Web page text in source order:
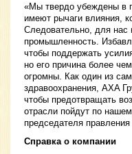
«Мы твердо убеждены в
имеют рычаги влияния,
Следовательно, для нас
промышленность.
чтобы поддержать
но его причина более
огромны. Как один из
здравоохранения, AXA
чтобы предотвращать
отрасли пойдут по
председателя
Справка о компании